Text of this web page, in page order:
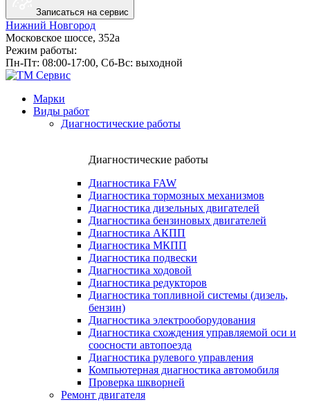
Записаться на сервис
Нижний Новгород
Московское шоссе, 352а
Режим работы:
Пн-Пт: 08:00-17:00, Сб-Вс: выходной
Марки
Виды работ
Диагностические работы
Диагностические работы
Диагностика FAW
Диагностика тормозных механизмов
Диагностика дизельных двигателей
Диагностика бензиновых двигателей
Диагностика АКПП
Диагностика МКПП
Диагностика подвески
Диагностика ходовой
Диагностика редукторов
Диагностика топливной системы (дизель,
бензин)
Диагностика электрооборудования
Диагностика схождения управляемой оси и
соосности автопоезда
Диагностика рулевого управления
Компьютерная диагностика автомобиля
Проверка шкворней
Ремонт двигателя